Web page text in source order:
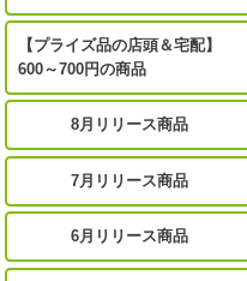
【プライズ品の店頭＆宅配】
600～700円の商品
8月リリース商品
7月リリース商品
6月リリース商品